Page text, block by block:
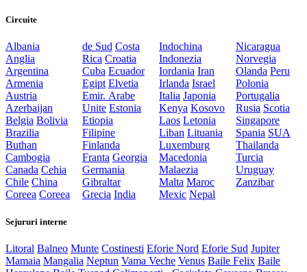
Circuite
Albania
Anglia
Argentina
Armenia
Austria
Azerbaijan
Belgia Bolivia
Brazilia
Buthan
Cambogia
Canada Cehia
Chile China
Coreea Coreea
de Sud Costa
Rica Croatia
Cuba Ecuador
Egipt Elvetia
Emir. Arabe
Unite Estonia
Etiopia
Filipine
Finlanda
Franta Georgia
Germania
Gibraltar
Grecia India
Indochina
Indonezia
Iordania Iran
Irlanda Israel
Italia Japonia
Kenya Kosovo
Laos Letonia
Liban Lituania
Luxemburg
Macedonia
Malaezia
Malta Maroc
Mexic Nepal
Nicaragua
Norvegia
Olanda Peru
Polonia
Portugalia
Rusia Scotia
Singapore
Spania SUA
Thailanda
Turcia
Uruguay
Zanzibar
Sejururi interne
Litoral Balneo Munte Costinesti Eforie Nord Eforie Sud Jupiter
Mamaia Mangalia Neptun Vama Veche Venus Baile Felix Baile